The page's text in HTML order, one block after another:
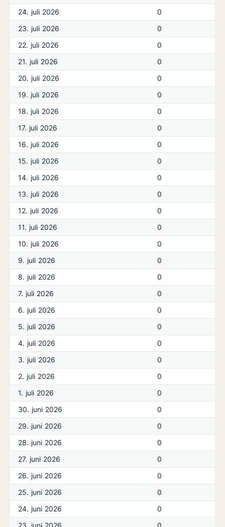
24. juli 2026
0
23. juli 2026
0
22. juli 2026
0
21. juli 2026
0
20. juli 2026
0
19. juli 2026
0
18. juli 2026
0
17. juli 2026
0
16. juli 2026
0
15. juli 2026
0
14. juli 2026
0
13. juli 2026
0
12. juli 2026
0
11. juli 2026
0
10. juli 2026
0
9. juli 2026
0
8. juli 2026
0
7. juli 2026
0
6. juli 2026
0
5. juli 2026
0
4. juli 2026
0
3. juli 2026
0
2. juli 2026
0
1. juli 2026
0
30. juni 2026
0
29. juni 2026
0
28. juni 2026
0
27. juni 2026
0
26. juni 2026
0
25. juni 2026
0
24. juni 2026
0
23. juni 2026
0